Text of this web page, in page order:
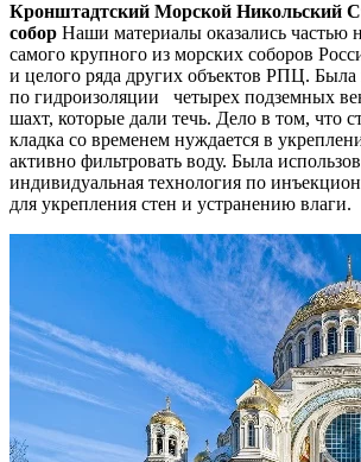
Кронштадтский Морской Никольский
собор Наши материалы оказались частью
самого крупного из морских соборов
и целого ряда других объектов РПЦ. Была
по гидроизоляции четырех подземных
шахт, которые дали течь. Дело в том, что
кладка со временем нуждается в
активно фильтровать воду. Была
индивидуальная технология по
для укрепления стен и устранению влаги.